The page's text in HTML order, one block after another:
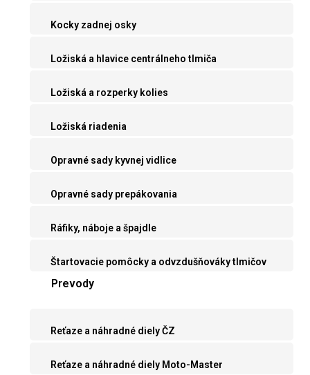
Kocky zadnej osky
Ložiská a hlavice centrálneho tlmiča
Ložiská a rozperky kolies
Ložiská riadenia
Opravné sady kyvnej vidlice
Opravné sady prepákovania
Ráfiky, náboje a špajdle
Štartovacie pomôcky a odvzdušňováky tlmičov
Prevody
Reťaze a náhradné diely ČZ
Reťaze a náhradné diely Moto-Master